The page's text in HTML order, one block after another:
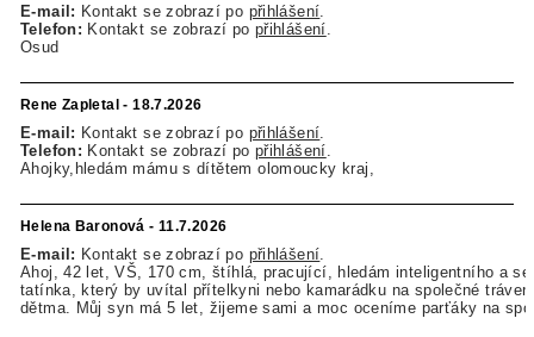
E-mail: Kontakt se zobrazí po přihlášení
Telefon: Kontakt se zobrazí po přihlášení
Osud
Rene Zapletal - 18.7.2026
E-mail: Kontakt se zobrazí po přihlášení
Telefon: Kontakt se zobrazí po přihlášení
Ahojky,hledám mámu s dítětem olomoucky kraj,
Helena Baronová - 11.7.2026
E-mail: Kontakt se zobrazí po přihlášení
Ahoj, 42 let, VŠ, 170 cm, štíhlá, pracující, hledám inteligentního a
tatínka, který by uvítal přítelkyni nebo kamarádku na společné
dětma. Můj syn má 5 let, žijeme sami a moc oceníme parťáky na